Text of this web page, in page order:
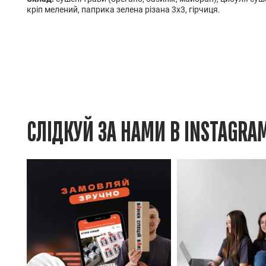
кріп мелений, паприка зелена різана 3х3, гірчиця.
СЛІДКУЙ ЗА НАМИ В